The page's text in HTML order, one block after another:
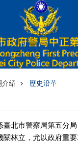
介紹 歷史沿革
臺北市警察局第五分
關林立，尤以政府重